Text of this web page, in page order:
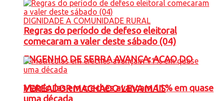
ENGENHO DE SERRA AVANÇA: ACAO DO
VEREADOR MACHADO LEVA MAIS
Regras do período de defeso eleitoral
comecaram a valer deste sábado (04)
Matrículas em creches avançam 11% em quase